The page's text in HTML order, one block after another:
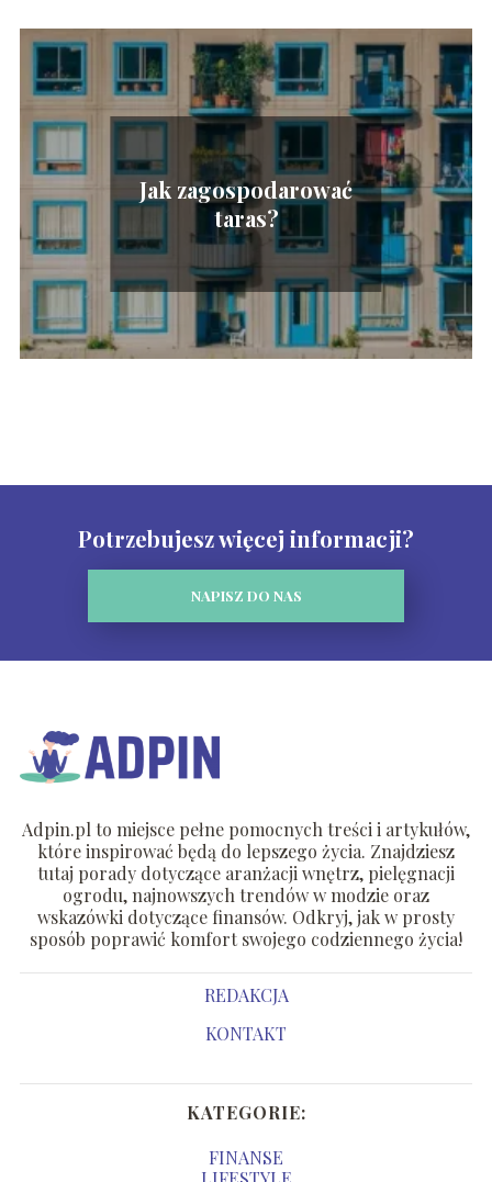
Jak zagospodarować
taras?
Potrzebujesz więcej informacji?
NAPISZ DO NAS
Adpin.pl to miejsce pełne pomocnych treści i artykułów,
które inspirować będą do lepszego życia. Znajdziesz
tutaj porady dotyczące aranżacji wnętrz, pielęgnacji
ogrodu, najnowszych trendów w modzie oraz
wskazówki dotyczące finansów. Odkryj, jak w prosty
sposób poprawić komfort swojego codziennego życia!
REDAKCJA
KONTAKT
KATEGORIE:
FINANSE